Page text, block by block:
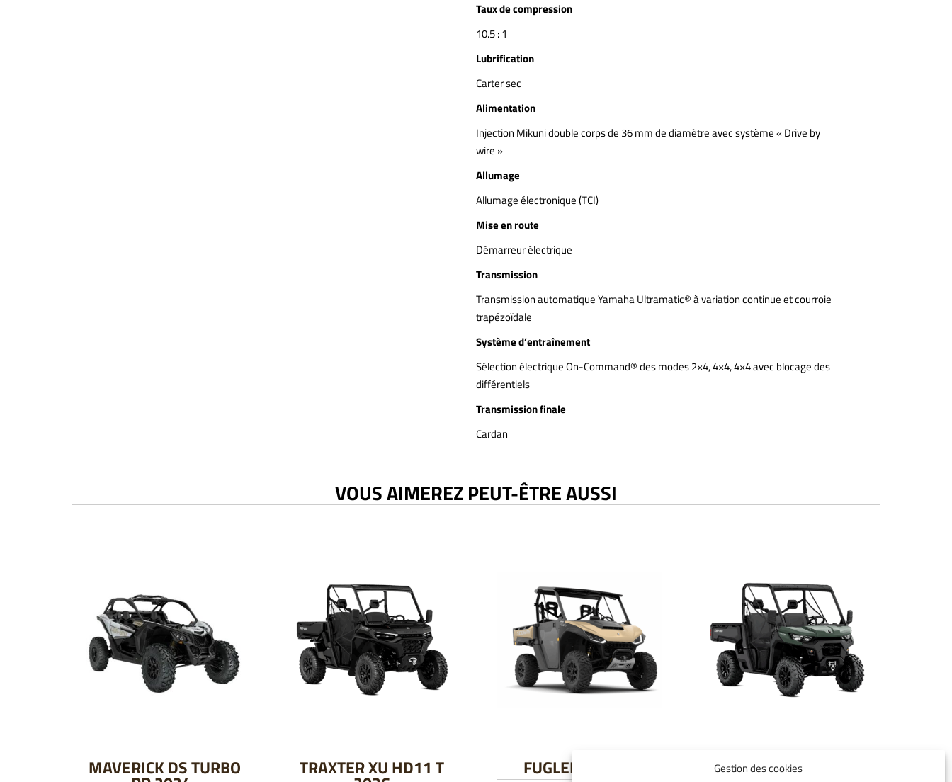
Gestion des cookies
Taux de compression
10.5 : 1
Lubrification
Carter sec
Alimentation
Injection Mikuni double corps de 36 mm de diamètre avec système « Drive by
wire »
Allumage
Allumage électronique (TCI)
Mise en route
Démarreur électrique
Transmission
Transmission automatique Yamaha Ultramatic® à variation continue et courroie
trapézoïdale
Système d’entraînement
Sélection électrique On-Command® des modes 2×4, 4×4, 4×4 avec blocage des
différentiels
Transmission finale
Cardan
VOUS AIMEREZ PEUT-ÊTRE AUSSI
MAVERICK DS TURBO TRAXTER XU HD11 T FUGLEMAN UT6 TRAXTER XU HD7 T